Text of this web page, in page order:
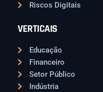
Riscos Digitais
VERTICAIS
Educação
Financeiro
Setor Público
Indústria